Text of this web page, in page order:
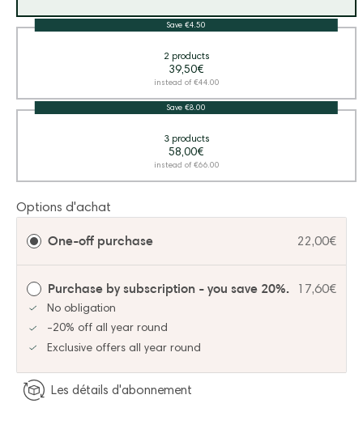
Options d'achat
One-off purchase 22,00€
Purchase by subscription - you save 20%. 17,60€
No obligation
-20% off all year round
Exclusive offers all year round
Les détails d'abonnement
Save €4.50
2 products
39,50€
instead of €44.00
Save €8.00
3 products
58,00€
instead of €66.00